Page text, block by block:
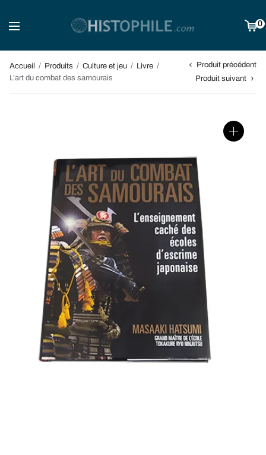
0
Accueil / Produits / Culture et jeu / Livre /
L’art du combat des samourais
Produit précédent
Produit suivant